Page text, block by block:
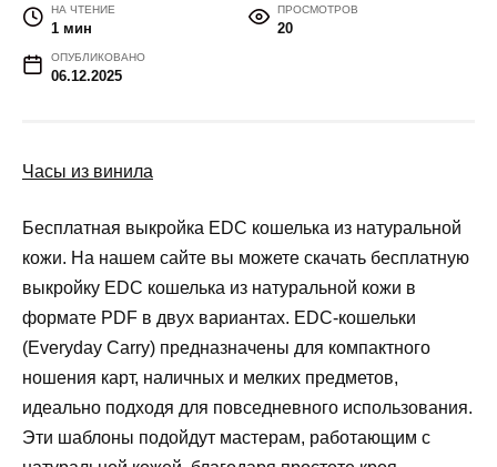
НА ЧТЕНИЕ
1 мин
ПРОСМОТРОВ
20
ОПУБЛИКОВАНО
06.12.2025
Часы из винила
Бесплатная выкройка EDC кошелька из натуральной
кожи. На нашем сайте вы можете скачать бесплатную
выкройку EDC кошелька из натуральной кожи в
формате PDF в двух вариантах. EDC-кошельки
(Everyday Carry) предназначены для компактного
ношения карт, наличных и мелких предметов,
идеально подходя для повседневного использования.
Эти шаблоны подойдут мастерам, работающим с